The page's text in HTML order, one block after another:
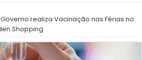
Governo realiza Vacinação nas Férias no
Shopping